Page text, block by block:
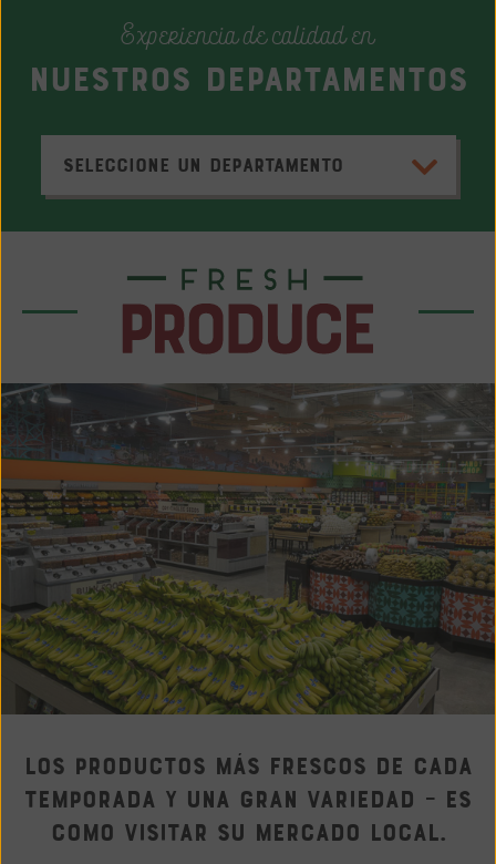
Experiencia de calidad en
Nuestros Departamentos
Seleccione un departamento
Los productos más frescos de cada
temporada y una gran variedad – es
como visitar su mercado local.